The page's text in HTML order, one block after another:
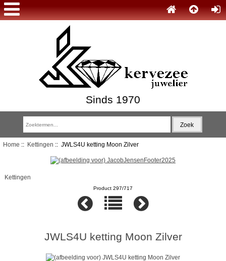
Sinds 1970
Home :: Kettingen :: JWLS4U ketting Moon Zilver
Kettingen
Product 297/717
JWLS4U ketting Moon Zilver